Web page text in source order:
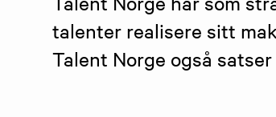
talenter realisere sitt
Talent Norge også